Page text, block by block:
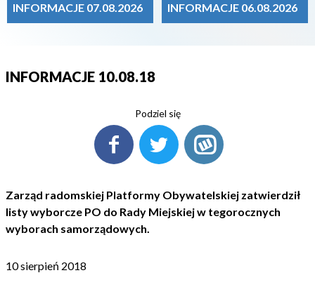
INFORMACJE 07.08.2026 INFORMACJE 06.08.2026
INFORMACJE 10.08.18
Podziel się
Zarząd radomskiej Platformy Obywatelskiej zatwierdził
listy wyborcze PO do Rady Miejskiej w tegorocznych
wyborach samorządowych.
10 sierpień 2018